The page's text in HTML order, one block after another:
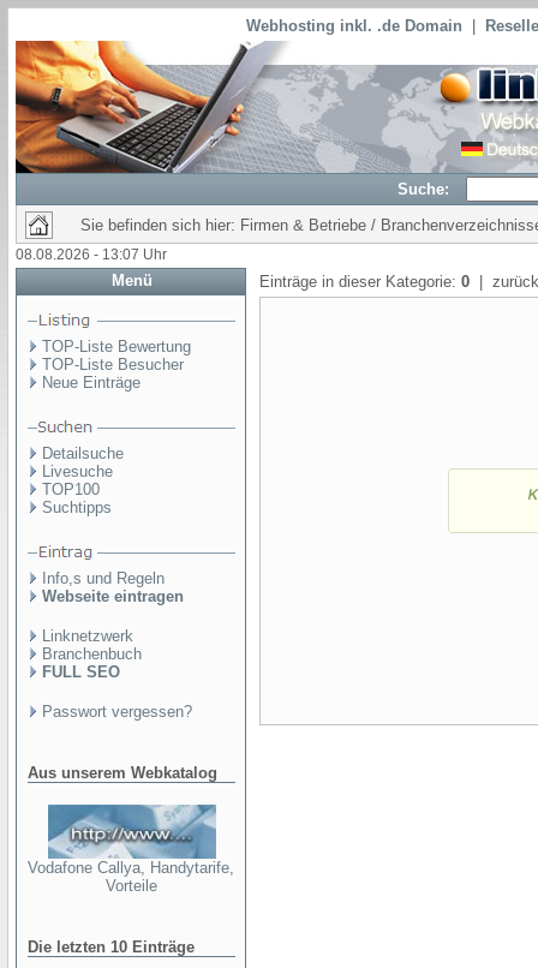
Webhosting inkl. .de Domain
Suche:
Sie befinden sich hier: Firmen & Betriebe /
08.08.2026 - 13:07 Uhr
Menü
TOP-Liste Bewertung
TOP-Liste Besucher
Neue Einträge
Detailsuche
Livesuche
TOP100
Suchtipps
Info,s und Regeln
Webseite eintragen
Linknetzwerk
Branchenbuch
FULL SEO
Passwort vergessen?
Aus unserem Webkatalog
Vodafone Callya, Handytarife,
Vorteile
Die letzten 10 Einträge
Einträge in dieser Kategorie: 0 |